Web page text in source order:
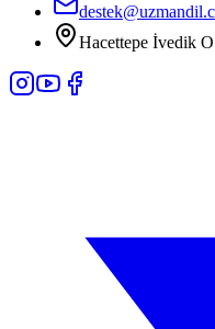
Hacettepe İvedik